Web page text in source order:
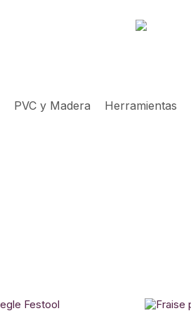
PVC y Madera Herramientas